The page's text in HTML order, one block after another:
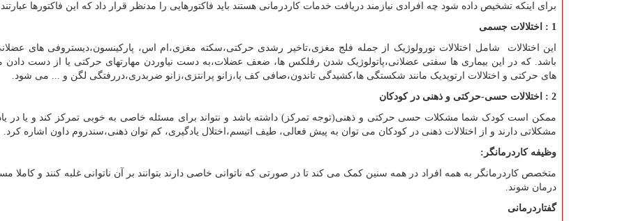
برای اینکه تشخیص داده شود چه افرادی نیازمند دریافت خدمات کاردرمانی هستند باید فاکتورهایی را مدنظر قرار داد که این فاکتورها عبارتند
1 : اختلالات جسمی
این اختلالات شامل اختلالات نورولوژیک از جمله فلج مغزی،تاخیر رشدی حرکتی،سکته مغزی،ام اس، پارکینسون،دیستروفی های
باشد. که در این بیماری ها سفتی عضلانی،پاتولوژیک شدن رفلکس ها، ضعف عضلات،به دست نیاوردن مهارتهای حرکتی یا از دست دادن
های حرکتی و اختلالات ارتوپدیک مانند شکستگی ها،کشیدگی تاندون،صافی کف پا،زانو پرانتزی،زانو ضربدری،دررفتگی لگن و ... می شود.
2 : اختلالات حسی-حرکتی و ذهنی در کودکان
ممکن است کودک شما مشکلات حسی حرکتی و ذهنی(توجه تمرکز) داشته باشد و نتواند برای مسئله خاصی به خوبی تمرکز کند و یا در
مشکلاتی دارند و از اختلالات ذهنی در کودکان می توان به پیش‌ فعالی، طیف اتیسم،اختلال یادگیری، کم توان ذهنی،سندروم داون اشاره کرد.
وظیفه کاردرمانگر:
متخصص کاردرمانگر به همه افراد در همه سنین کمک می کند تا در صورتی که ناتوانی خاصی دارند بتوانند بر آن ناتوانی غلبه کنند و کاملا
درمان شوند.
گفتاردرمانی